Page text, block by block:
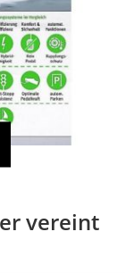
vereint